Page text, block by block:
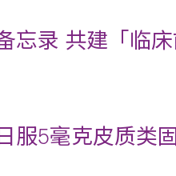
录 共建「临床
服5毫克皮质类